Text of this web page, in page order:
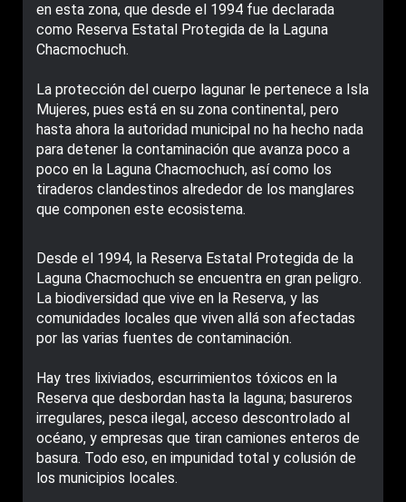
en esta zona, que desde el 1994 fue declarada
como Reserva Estatal Protegida de la Laguna
Chacmochuch.
La protección del cuerpo lagunar le pertenece a Isla
Mujeres, pues está en su zona continental, pero
hasta ahora la autoridad municipal no ha hecho nada
para detener la contaminación que avanza poco a
poco en la Laguna Chacmochuch, así como los
tiraderos clandestinos alrededor de los manglares
que componen este ecosistema.
Desde el 1994, la Reserva Estatal Protegida de la
Laguna Chacmochuch se encuentra en gran peligro.
La biodiversidad que vive en la Reserva, y las
comunidades locales que viven allá son afectadas
por las varias fuentes de contaminación.
Hay tres lixiviados, escurrimientos tóxicos en la
Reserva que desbordan hasta la laguna; basureros
irregulares, pesca ilegal, acceso descontrolado al
océano, y empresas que tiran camiones enteros de
basura. Todo eso, en impunidad total y colusión de
los municipios locales.